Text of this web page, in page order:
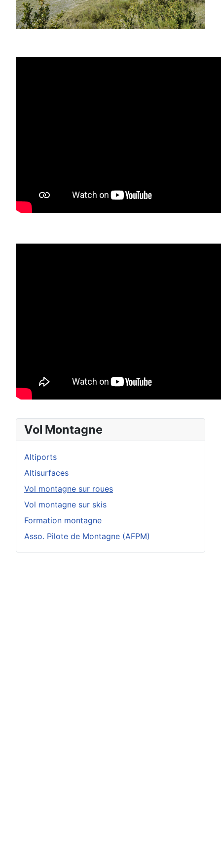
Vol Montagne
Altiports
Altisurfaces
Vol montagne sur roues
Vol montagne sur skis
Formation montagne
Asso. Pilote de Montagne (AFPM)